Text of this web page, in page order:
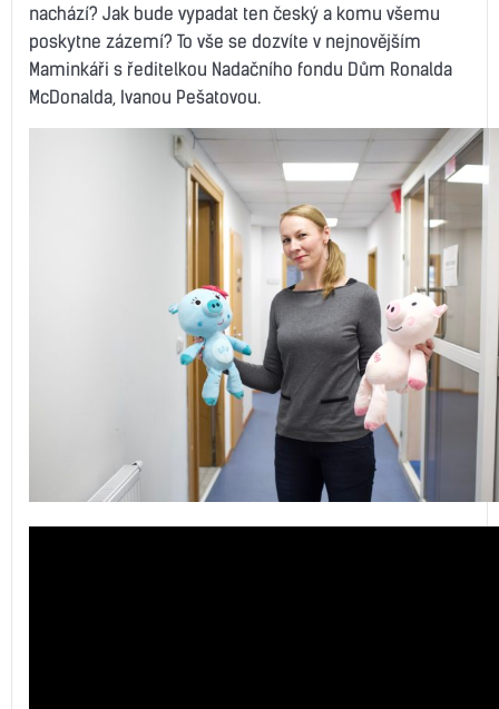
nachází? Jak bude vypadat ten český a komu všemu
poskytne zázemí? To vše se dozvíte v nejnovějším
Maminkáři s ředitelkou Nadačního fondu Dům Ronalda
McDonalda, Ivanou Pešatovou.